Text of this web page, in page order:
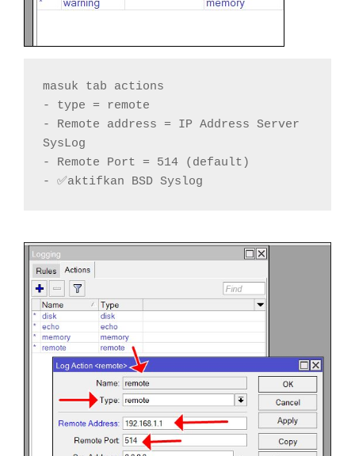
masuk tab actions
- type = remote
- Remote address = IP Address Server
SysLog
- Remote Port = 514 (default)
- ✅aktifkan BSD Syslog